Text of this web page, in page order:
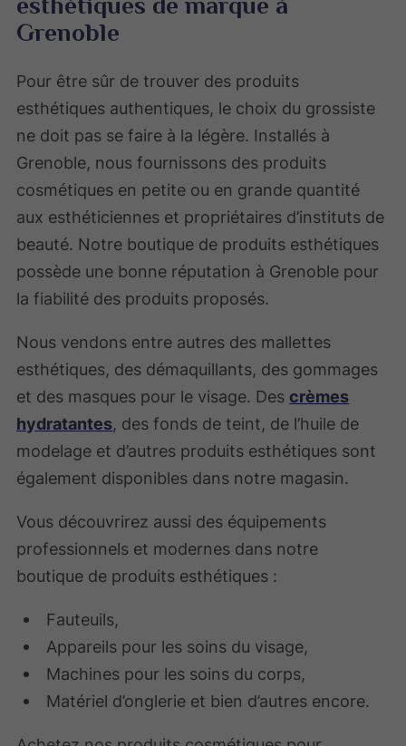
Grenoble
Pour être sûr de trouver des produits
esthétiques authentiques, le choix du grossiste
ne doit pas se faire à la légère. Installés à
Grenoble, nous fournissons des produits
cosmétiques en petite ou en grande quantité
aux esthéticiennes et propriétaires d’instituts de
beauté. Notre boutique de produits esthétiques
possède une bonne réputation à Grenoble pour
la fiabilité des produits proposés.
Nous vendons entre autres des mallettes
esthétiques, des démaquillants, des gommages
et des masques pour le visage. Des crèmes
hydratantes, des fonds de teint, de l’huile de
modelage et d’autres produits esthétiques sont
également disponibles dans notre magasin.
Vous découvrirez aussi des équipements
professionnels et modernes dans notre
boutique de produits esthétiques :
Fauteuils,
Appareils pour les soins du visage,
Machines pour les soins du corps,
Matériel d’onglerie et bien d’autres encore.